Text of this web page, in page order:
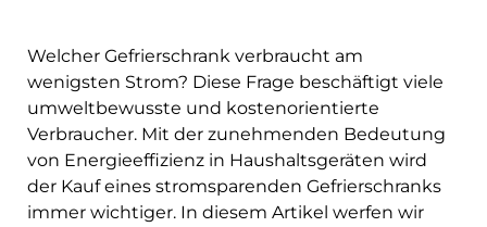
Welcher Gefrierschrank verbraucht am
wenigsten Strom? Diese Frage beschäftigt viele
umweltbewusste und kostenorientierte
Verbraucher. Mit der zunehmenden Bedeutung
von Energieeffizienz in Haushaltsgeräten wird
der Kauf eines stromsparenden Gefrierschranks
immer wichtiger. In diesem Artikel werfen wir